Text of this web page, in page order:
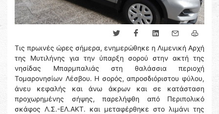
Τις πρωινές ώρες σήμερα, ενημερώθηκε η Λιμενική Αρχή
της Μυτιλήνης για την ύπαρξη σορού στην ακτή της
νησίδας Μπαρμπαλιάς στη θαλάσσια περιοχή
Τομαρονησίων Λέσβου. Η σορός, απροσδιόριστου φύλου,
άνευ κεφαλής και άνω άκρων και σε κατάσταση
προχωρημένης σήψης, παρελήφθη από Περιπολικό
σκάφος Λ.Σ.-ΕΛ.ΑΚΤ. και μεταφέρθηκε στο λιμάνι της